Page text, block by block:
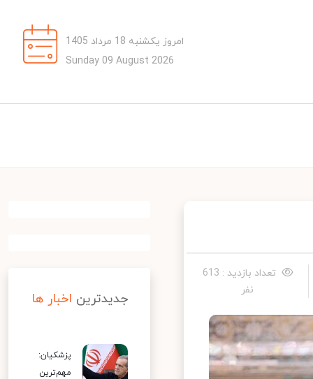
امروز یکشنبه 18 مرداد 1405
Sunday 09 August 2026
تعداد بازدید : 613
نفر
جدیدترین اخبار ها
پزشکیان:
مهم‌ترین